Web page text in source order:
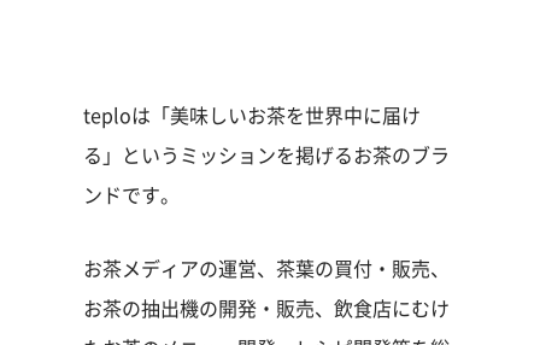
teploは「美味しいお茶を世界中に届け
る」というミッションを掲げるお茶のブラ
ンドです。
お茶メディアの運営、茶葉の買付・販売、
お茶の抽出機の開発・販売、飲食店にむけ